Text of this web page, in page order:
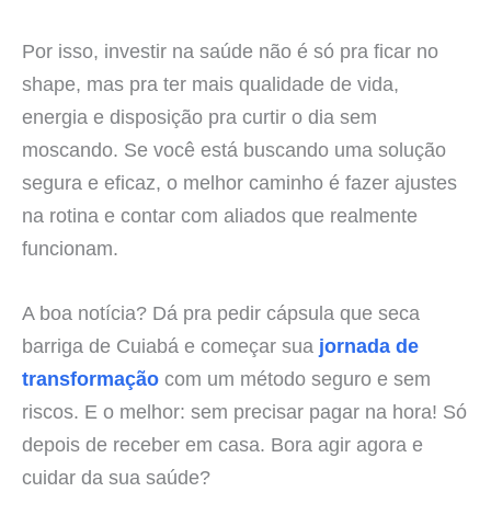
Por isso, investir na saúde não é só pra ficar no
shape, mas pra ter mais qualidade de vida,
energia e disposição pra curtir o dia sem
moscando. Se você está buscando uma solução
segura e eficaz, o melhor caminho é fazer ajustes
na rotina e contar com aliados que realmente
funcionam.
A boa notícia? Dá pra pedir cápsula que seca
barriga de Cuiabá e começar sua jornada de
transformação com um método seguro e sem
riscos. E o melhor: sem precisar pagar na hora! Só
depois de receber em casa. Bora agir agora e
cuidar da sua saúde?